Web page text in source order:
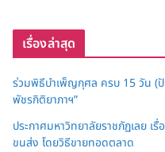
เรื่องล่าสุด
ร่วมพิธีบำเพ็ญกุศล ครบ 15 วัน (ปั
พัชรกิติยาภาฯ”
ประกาศมหาวิทยาลัยราชภัฏเลย เ
ขนส่ง โดยวิธีขายทอดตลาด